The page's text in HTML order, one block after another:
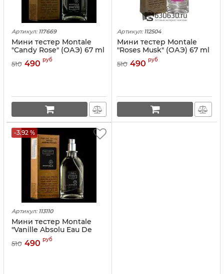
Артикул: 117669
Мини тестер Montale
"Candy Rose" (ОАЭ) 67 ml
510 490 руб
Артикул: 112504
Мини тестер Montale
"Roses Musk" (ОАЭ) 67 ml
510 490 руб
-3.92 %
Артикул: 113110
Мини тестер Montale
"Vanille Absolu Eau De
Parfum" (ОАЭ) 67 ml
510 490 руб